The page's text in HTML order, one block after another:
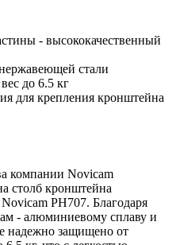
- высококачественный
стали
до 6.5 кг
для крепления кронштейна
компании Novicam
столб кронштейна
PH707. Благодаря
- алюминиевому сплаву и
надежно защищено от